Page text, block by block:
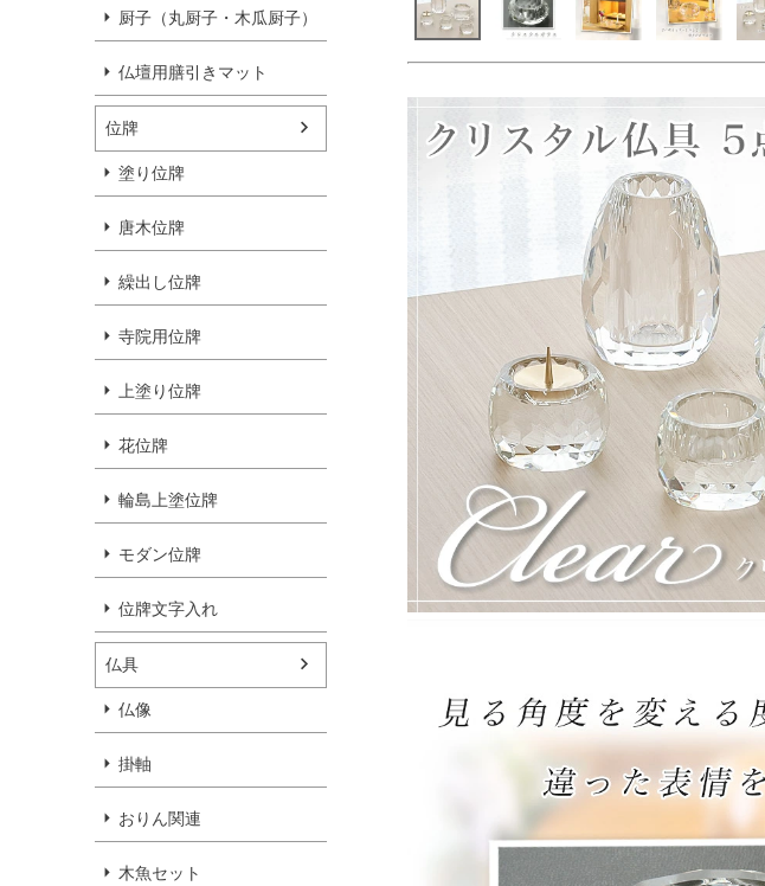
厨子（丸厨子・木瓜厨子）
仏壇用膳引きマット
位牌
塗り位牌
唐木位牌
繰出し位牌
寺院用位牌
上塗り位牌
花位牌
輪島上塗位牌
モダン位牌
位牌文字入れ
仏具
仏像
掛軸
おりん関連
木魚セット